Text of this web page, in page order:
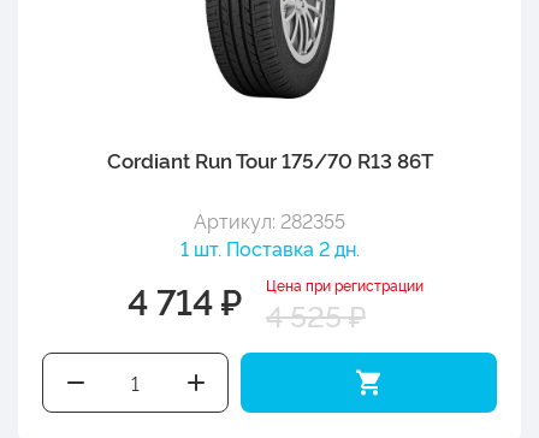
Cordiant Run Tour 175/70 R13 86T
Артикул: 282355
1 шт. Поставка 2 дн.
4 714 ₽ Цена при регистрации
4 525 ₽